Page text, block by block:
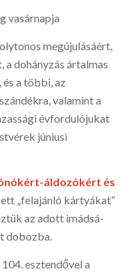
vasárnapja
megújulásáért,
dohányzás ártalmas
a többi, az
va­lamint a
év­fordulójukat
júniusi
áldozókért és
„felajánló kártyák­at”
az adott imádsá­
dobozba.
esztendővel a